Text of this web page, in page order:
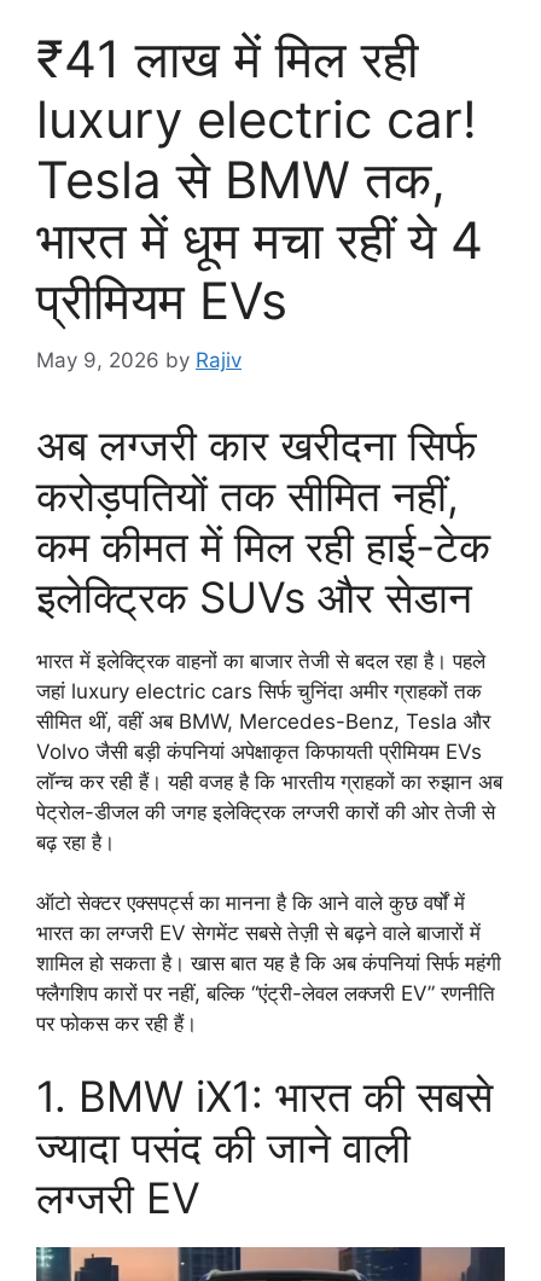
₹41 लाख में मिल रही
luxury electric car!
Tesla से BMW तक,
भारत में धूम मचा रहीं ये 4
प्रीमियम EVs
May 9, 2026 by Rajiv
अब लग्जरी कार खरीदना सिर्फ
करोड़पतियों तक सीमित नहीं,
कम कीमत में मिल रही हाई-टेक
इलेक्ट्रिक SUVs और सेडान
भारत में इलेक्ट्रिक वाहनों का बाजार तेजी से बदल रहा है। पहले
जहां luxury electric cars सिर्फ चुनिंदा अमीर ग्राहकों तक
सीमित थीं, वहीं अब BMW, Mercedes-Benz, Tesla और
Volvo जैसी बड़ी कंपनियां अपेक्षाकृत किफायती प्रीमियम EVs
लॉन्च कर रही हैं। यही वजह है कि भारतीय ग्राहकों का रुझान अब
पेट्रोल-डीजल की जगह इलेक्ट्रिक लग्जरी कारों की ओर तेजी से
बढ़ रहा है।
ऑटो सेक्टर एक्सपर्ट्स का मानना है कि आने वाले कुछ वर्षों में
भारत का लग्जरी EV सेगमेंट सबसे तेज़ी से बढ़ने वाले बाजारों में
शामिल हो सकता है। खास बात यह है कि अब कंपनियां सिर्फ महंगी
फ्लैगशिप कारों पर नहीं, बल्कि “एंट्री-लेवल लक्जरी EV” रणनीति
पर फोकस कर रही हैं।
1. BMW iX1: भारत की सबसे
ज्यादा पसंद की जाने वाली
लग्जरी EV